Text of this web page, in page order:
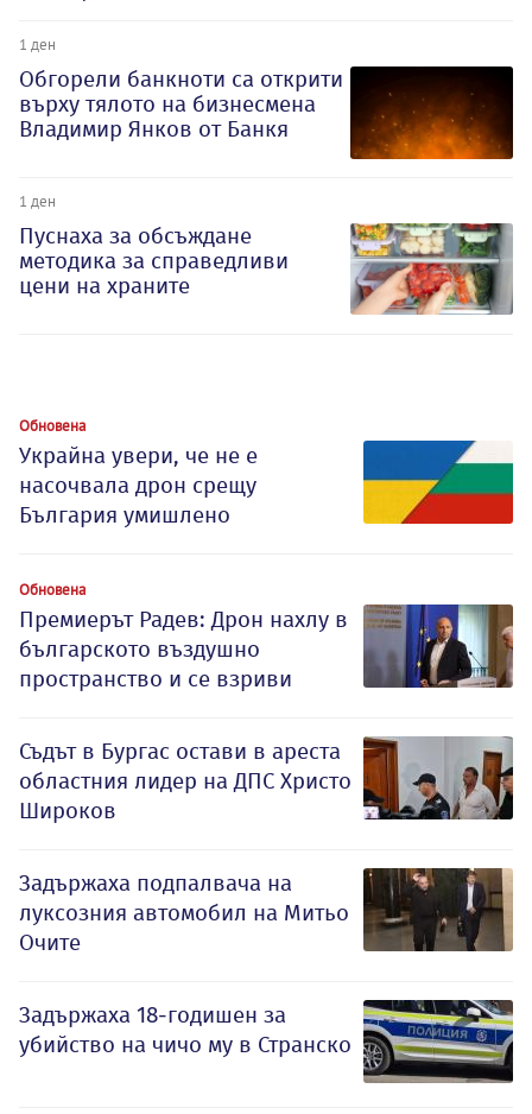
1 ден
Обгорели банкноти са открити
върху тялото на бизнесмена
Владимир Янков от Банкя
1 ден
Пуснаха за обсъждане
методика за справедливи
цени на храните
Обновена
Украйна увери, че не е
насочвала дрон срещу
България умишлено
Обновена
Премиерът Радев: Дрон нахлу в
българското въздушно
пространство и се взриви
Съдът в Бургас остави в ареста
областния лидер на ДПС Христо
Широков
Задържаха подпалвача на
луксозния автомобил на Митьо
Очите
Задържаха 18-годишен за
убийство на чичо му в Странско